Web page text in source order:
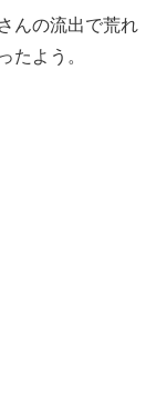
んの流出で荒れ
たよう。